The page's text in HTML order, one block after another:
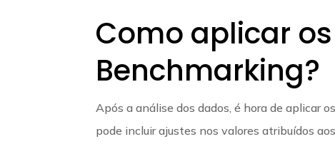
Como aplicar
Benchmarking?
Após a análise dos dados, é hora de aplicar
pode incluir ajustes nos valores atribuídos